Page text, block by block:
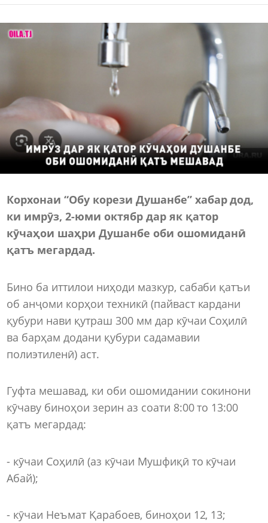
Корхонаи “Обу корези Душанбе” хабар дод,
ки имрӯз, 2-юми октябр дар як қатор
кӯчаҳои шаҳри Душанбе оби ошомиданӣ
қатъ мегардад.
Бино ба иттилои ниҳоди мазкур, сабаби қатъи
об анҷоми корҳои техникӣ (пайваст кардани
қубури нави қутраш 300 мм дар кӯчаи Соҳилӣ
ва барҳам додани қубури садамавии
полиэтиленӣ) аст.
Гуфта мешавад, ки оби ошомидании сокинони
кӯчаву биноҳои зерин аз соати 8:00 то 13:00
қатъ мегардад:
- кӯчаи Соҳилӣ (аз кӯчаи Мушфиқӣ то кӯчаи
Абай);
- кӯчаи Неъмат Қарабоев, биноҳои 12, 13;